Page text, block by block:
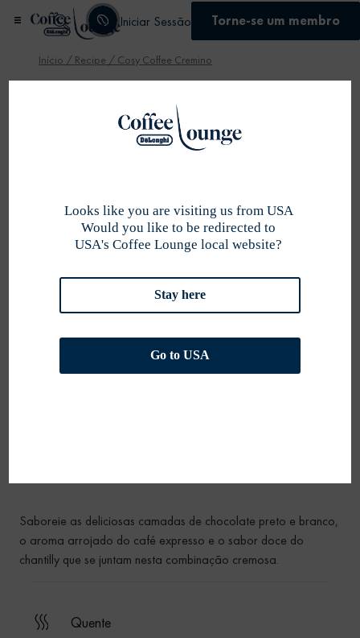
Iniciar Sessão Torne-se um membro
Início / Recipe / Cosy Coffee Cremino
Saboreie as deliciosas camadas de chocolate preto e branco,
o aroma arrojado do café expresso e o sabor doce do
chantilly que se juntam nesta combinação cremosa.
quente
Looks like you are visiting us from USA
Would you like to be redirected to
USA's Coffee Lounge local website?
Stay here
Go to USA